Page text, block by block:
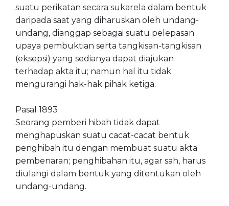
suatu perikatan secara sukarela dalam bentuk
daripada saat yang diharuskan oleh undang-
undang, dianggap sebagai suatu pelepasan
upaya pembuktian serta tangkisan-tangkisan
(eksepsi) yang sedianya dapat diajukan
terhadap akta itu; namun hal itu tidak
mengurangi hak-hak pihak ketiga.
Pasal 1893
Seorang pemberi hibah tidak dapat
menghapuskan suatu cacat-cacat bentuk
penghibah itu dengan membuat suatu akta
pembenaran; penghibahan itu, agar sah, harus
diulangi dalam bentuk yang ditentukan oleh
undang-undang.